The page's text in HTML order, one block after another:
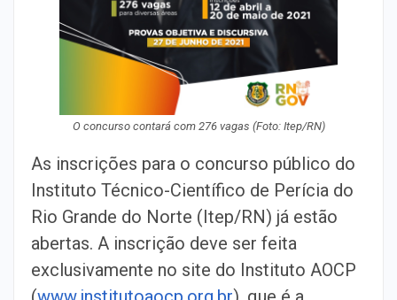
O concurso contará com 276 vagas (Foto: Itep/RN)
As inscrições para o concurso público do
Instituto Técnico-Científico de Perícia do
Rio Grande do Norte (Itep/RN) já estão
abertas. A inscrição deve ser feita
exclusivamente no site do Instituto AOCP